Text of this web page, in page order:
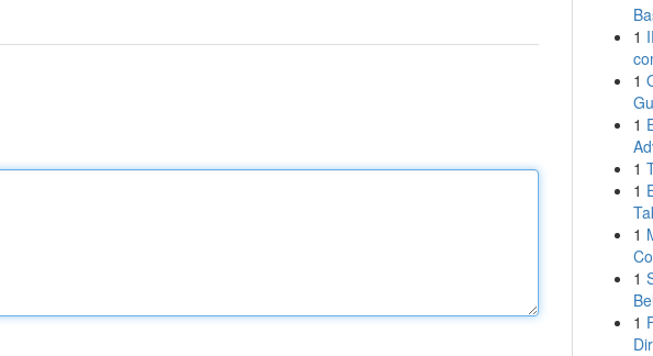
1
1
1
1
1
1
1
1